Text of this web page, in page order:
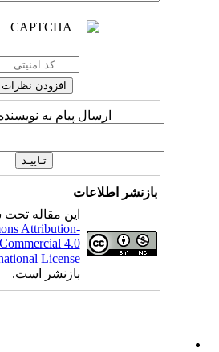
ارسال پیام به
بازنشر اطلاعات
این مقاله تحت
Attribution-
4.0
License
بازنشر است.
دانشگاه بیرجند